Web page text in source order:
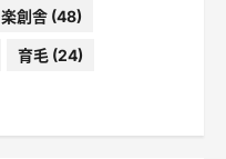
楽創舎(48)
育毛(24)